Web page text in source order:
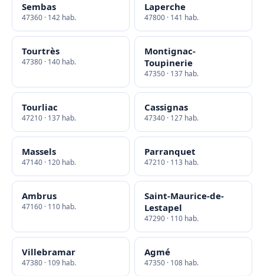
Sembas
47360 · 142 hab.
Laperche
47800 · 141 hab.
Tourtrès
47380 · 140 hab.
Montignac-
Toupinerie
47350 · 137 hab.
Tourliac
47210 · 137 hab.
Cassignas
47340 · 127 hab.
Massels
47140 · 120 hab.
Parranquet
47210 · 113 hab.
Ambrus
47160 · 110 hab.
Saint-Maurice-de-
Lestapel
47290 · 110 hab.
Villebramar
47380 · 109 hab.
Agmé
47350 · 108 hab.